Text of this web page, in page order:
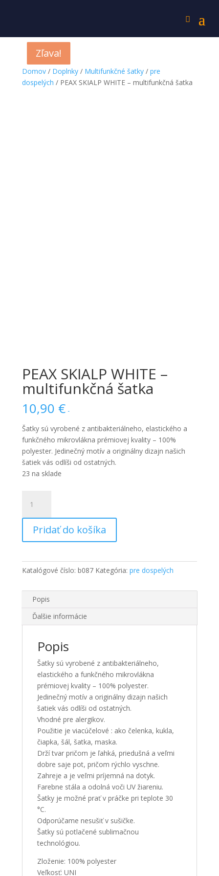
Domov/ Doplnky/ Multifunkčné šatky/ pre
dospelých / PEAX SKIALP WHITE – multifunkčná šatka
PEAX SKIALP WHITE –
multifunkčná šatka
10,90 € -
Šatky sú vyrobené z antibakteriálneho, elastického a
funkčného mikrovlákna prémiovej kvality – 100%
polyester. Jedinečný motív a originálny dizajn našich
šatiek vás odlíši od ostatných.
23 na sklade
PEAX
SKIALP
WHITE
-
šatka
Pridať do košíka
Katalógové číslo: b087 Kategória: pre dospelých
Popis
Ďalšie informácie
Popis
Šatky sú vyrobené z antibakteriálneho,
elastického a funkčného mikrovlákna
prémiovej kvality – 100% polyester.
Jedinečný motív a originálny dizajn našich
šatiek vás odlíši od ostatných.
Vhodné pre alergikov.
Použitie je viacúčelové : ako čelenka, kukla,
čiapka, šál, šatka, maska.
Drží tvar pričom je ľahká, priedušná a veľmi
dobre saje pot, pričom rýchlo vyschne.
Zahreje a je veľmi príjemná na dotyk.
Farebne stála a odolná voči UV žiareniu.
Šatky je možné prať v práčke pri teplote 30
°C.
Odporúčame nesušiť v sušičke.
Šatky sú potlačené sublimačnou
technológiou.
Zloženie: 100% polyester
Veľkosť: UNI
Zľava!
Zľava!
Zľava!